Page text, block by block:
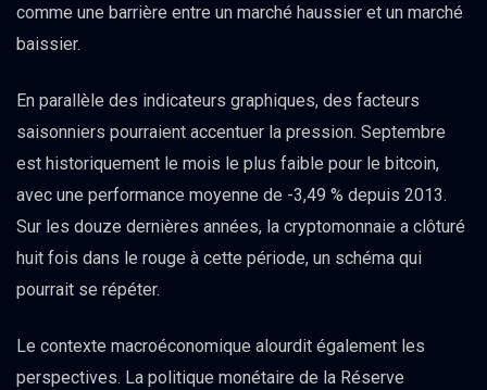
comme une barrière entre un marché haussier et un marché
baissier.
En parallèle des indicateurs graphiques, des facteurs
saisonniers pourraient accentuer la pression. Septembre
est historiquement le mois le plus faible pour le bitcoin,
avec une performance moyenne de -3,49 % depuis 2013.
Sur les douze dernières années, la cryptomonnaie a clôturé
huit fois dans le rouge à cette période, un schéma qui
pourrait se répéter.
Le contexte macroéconomique alourdit également les
perspectives. La politique monétaire de la Réserve